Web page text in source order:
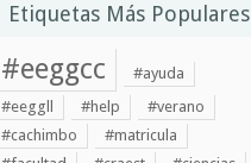
Etiquetas Más Populares
#eeggcc
#ayuda
#eeggll
#help
#verano
#cachimbo
#matricula